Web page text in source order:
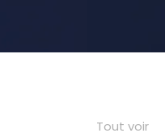
Tout voir